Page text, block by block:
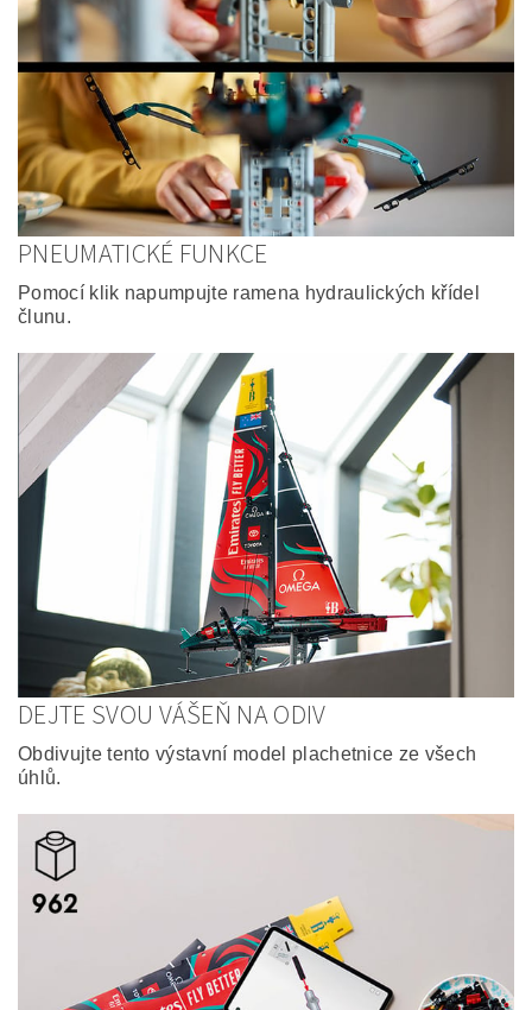
PNEUMATICKÉ FUNKCE
Pomocí klik napumpujte ramena hydraulických křídel
člunu.
DEJTE SVOU VÁŠEŇ NA ODIV
Obdivujte tento výstavní model plachetnice ze všech
úhlů.